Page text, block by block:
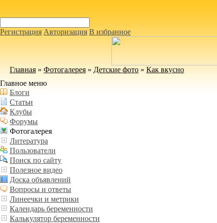
Регистрация Авторизация В избранное
Главная » Фотогалерея » Детские фото » Как вкусно
Главное меню
Блоги
Статьи
Клубы
Форумы
Фотогалерея
Литература
Пользователи
Поиск по сайту
Полезное видео
Доска объявлений
Вопросы и ответы
Линеечки и метрики
Календарь беременности
Калькулятор беременности